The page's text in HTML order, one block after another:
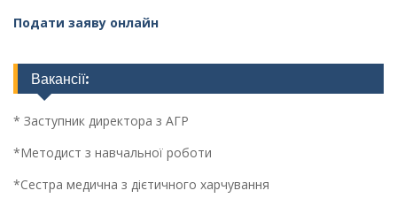
Подати заяву онлайн
Вакансії:
* Заступник директора з АГР
*Методист з навчальної роботи
*Сестра медична з дієтичного харчування